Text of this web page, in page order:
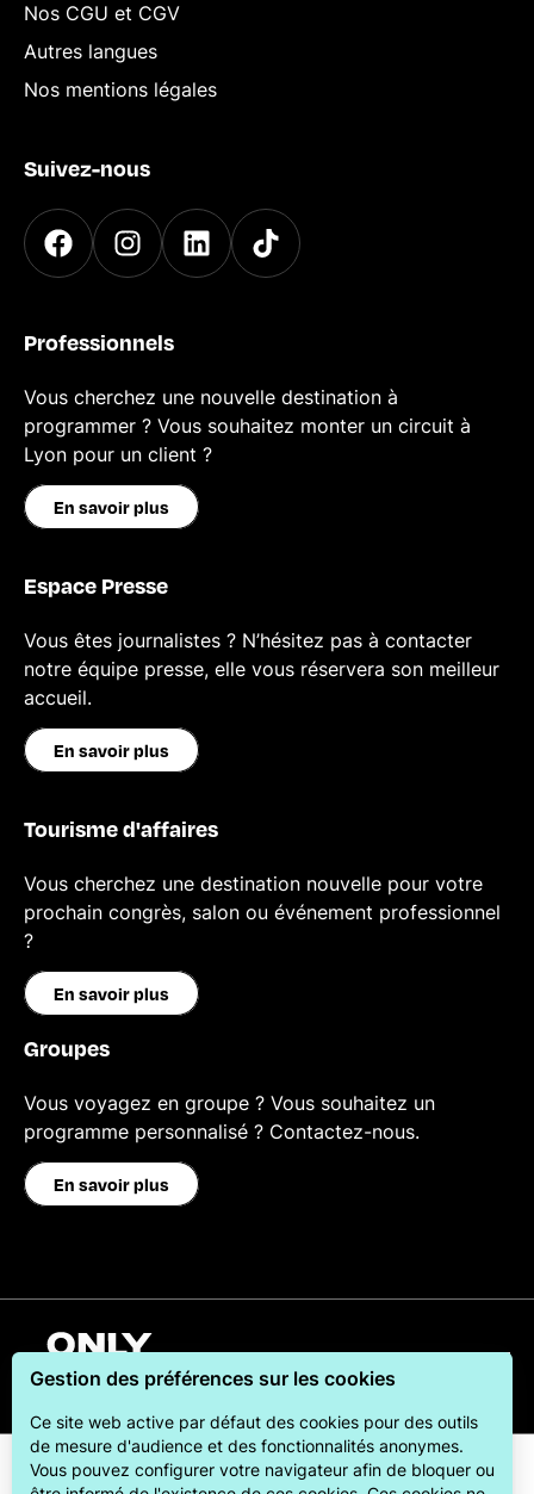
Nos CGU et CGV
Autres langues
Nos mentions légales
Suivez-nous
Professionnels
Vous cherchez une nouvelle destination à
programmer ? Vous souhaitez monter un circuit à
Lyon pour un client ?
En savoir plus
Espace Presse
Vous êtes journalistes ? N’hésitez pas à contacter
notre équipe presse, elle vous réservera son meilleur
accueil.
En savoir plus
Tourisme d'affaires
Vous cherchez une destination nouvelle pour votre
prochain congrès, salon ou événement professionnel
?
En savoir plus
Groupes
Vous voyagez en groupe ? Vous souhaitez un
programme personnalisé ? Contactez-nous.
En savoir plus
Français
Gestion des préférences sur les cookies
Ce site web active par défaut des cookies pour des outils
de mesure d'audience et des fonctionnalités anonymes.
Vous pouvez configurer votre navigateur afin de bloquer ou